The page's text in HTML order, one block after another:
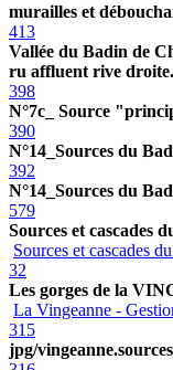
murailles et
413
Vallée du Badin de
ru affluent rive droite.
398
N°7c_ Source
390
N°14_Sources du
392
N°14_Sources du
579
Sources et cascades
Sources et cascades
32
Les gorges de la
La Vingeanne -
315
jpg/